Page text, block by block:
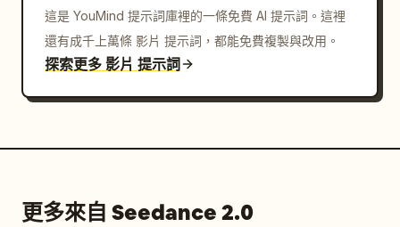
這是 YouMind 提示詞庫裡的一條免費 AI 提示詞。這裡
還有成千上萬條 影片 提示詞，都能免費複製與改用。
探索更多 影片 提示詞
更多來自 Seedance 2.0